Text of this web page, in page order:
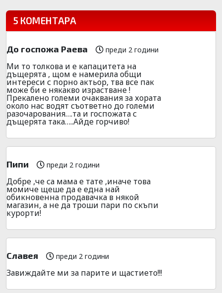
5 КОМЕНТАРА
До госпожа Раева преди 2 години
Ми то толкова и е капацитета на
дъщерята , щом е намерила общи
интереси с порно актьор, тва все пак
може би е някакво израстване !
Прекалено големи очаквания за хората
около нас водят съответно до големи
разочарования….та и госпожата с
дъщерята така…..Айде горчиво!
Пипи преди 2 години
Добре ,че са мама е тате ,иначе това
момиче щеше да е една най
обикновенна продавачка в някой
магазин, а не да троши пари по скъпи
курорти!
Славея преди 2 години
Завиждайте ми за парите и щастието!!!